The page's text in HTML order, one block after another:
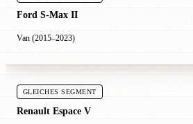
Ford S-Max II
Van (2015–2023)
GLEICHES SEGMENT
Renault Espace V